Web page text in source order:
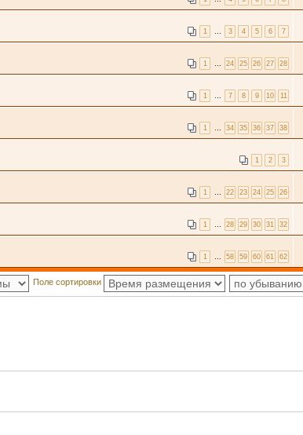
1 3 4 5 6 7
1 24 25 26 27 28
1 7 8 9 10 11
1 34 35 36 37 38
1 2 3
1 22 23 24 25 26
1 28 29 30 31 32
1 58 59 60 61 62
Поле сортировки